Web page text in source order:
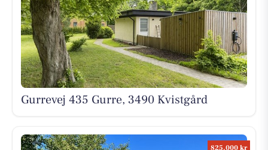
Gurrevej 435 Gurre, 3490 Kvistgård
825.000 kr